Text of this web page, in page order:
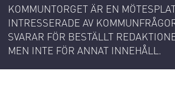
KOMMUNTORGET ÄR EN
INTRESSERADE AV
SVARAR FÖR BESTÄLLT
MEN INTE FÖR ANNAT INNEHÅLL.